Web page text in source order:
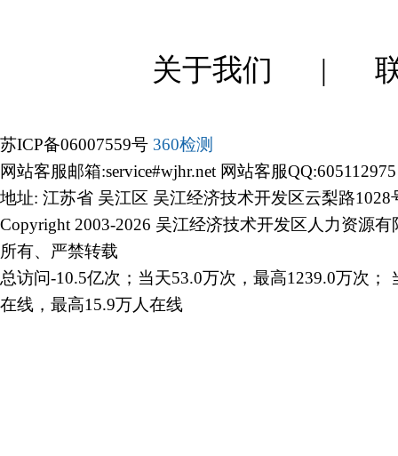
关于我们 |
苏ICP备06007559号 360检测
网站客服邮箱:service#wjhr.net 网站客服QQ:605112975
地址: 江苏省 吴江区 吴江经济技术开发区云梨路1028
Copyright 2003-2026 吴江经济技术开发区人力资源有
所有、严禁转载
总访问-10.5亿次；当天53.0万次，最高1239.0万次；
在线，最高15.9万人在线